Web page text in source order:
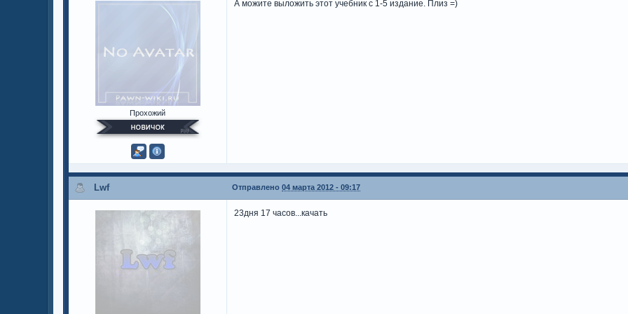
Прохожий
А можите выложить этот учебник с 1-5 издание. Плиз =)
Lwf Отправлено04 марта 2012 - 09:17
23дня 17 часов...качать